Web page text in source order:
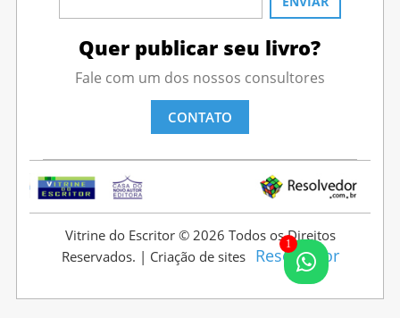
Quer publicar seu livro?
Fale com um dos nossos consultores
CONTATO
Vitrine do Escritor © 2026 Todos os Direitos
Reservados. | Criação de sites Resolvedor
1